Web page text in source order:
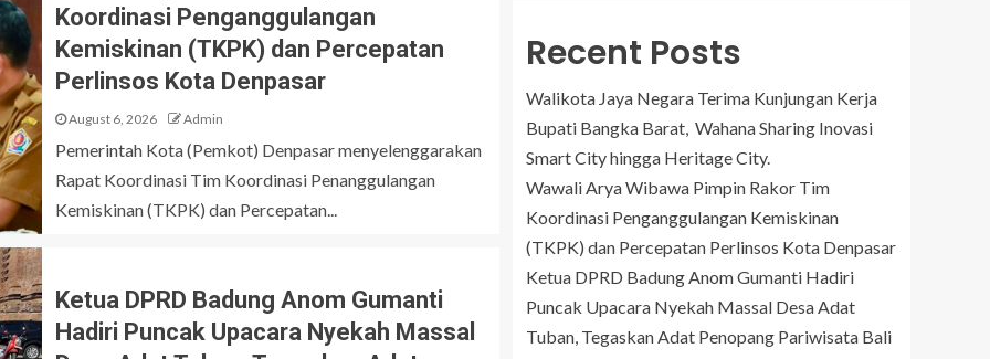
Koordinasi Penganggulangan
Kemiskinan (TKPK) dan Percepatan
Perlinsos Kota Denpasar
August 6, 2026 Admin
Pemerintah Kota (Pemkot) Denpasar menyelenggarakan
Rapat Koordinasi Tim Koordinasi Penanggulangan
Kemiskinan (TKPK) dan Percepatan...
Ketua DPRD Badung Anom Gumanti
Hadiri Puncak Upacara Nyekah Massal
Recent Posts
Walikota Jaya Negara Terima Kunjungan Kerja
Bupati Bangka Barat, Wahana Sharing Inovasi
Smart City hingga Heritage City.
Wawali Arya Wibawa Pimpin Rakor Tim
Koordinasi Penganggulangan Kemiskinan
(TKPK) dan Percepatan Perlinsos Kota Denpasar
Ketua DPRD Badung Anom Gumanti Hadiri
Puncak Upacara Nyekah Massal Desa Adat
Tuban, Tegaskan Adat Penopang Pariwisata Bali